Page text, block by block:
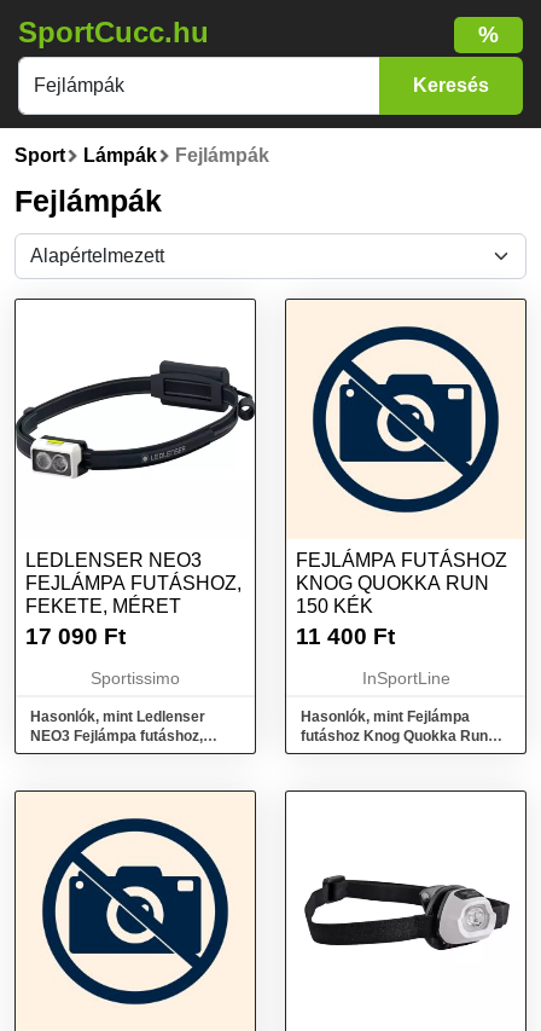
SportCucc.hu %
Sport Lámpák Fejlámpák
Fejlámpák
LEDLENSER NEO3
FEJLÁMPA FUTÁSHOZ,
FEKETE, MÉRET
17 090 Ft
Sportissimo
Hasonlók, mint Ledlenser
NEO3 Fejlámpa futáshoz,
fekete, méret
FEJLÁMPA FUTÁSHOZ
KNOG QUOKKA RUN
150 KÉK
11 400 Ft
InSportLine
Hasonlók, mint Fejlámpa
futáshoz Knog Quokka Run
150 kék